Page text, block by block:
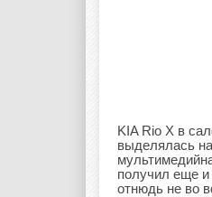
KIA Rio Х в
выделялась
получил еще
отнюдь не во